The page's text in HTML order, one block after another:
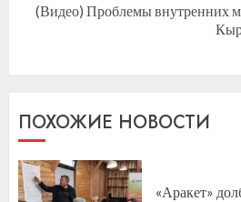
Следующая
(Видео) Проблемы внутренних
ПОХОЖИЕ НОВОСТИ
«Аракет»